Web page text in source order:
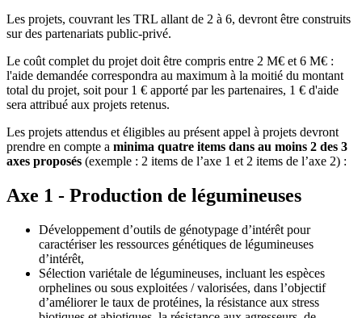
Les projets, couvrant les TRL allant de 2 à 6, devront être construits
sur des partenariats public-privé.
Le coût complet du projet doit être compris entre 2 M€ et 6 M€ :
l'aide demandée correspondra au maximum à la moitié du montant
total du projet, soit pour 1 € apporté par les partenaires, 1 € d'aide
sera attribué aux projets retenus.
Les projets attendus et éligibles au présent appel à projets devront
prendre en compte a minima quatre items dans au moins 2 des 3
axes proposés (exemple : 2 items de l’axe 1 et 2 items de l’axe 2) :
Axe 1 - Production de légumineuses
Développement d’outils de génotypage d’intérêt pour
caractériser les ressources génétiques de légumineuses
d’intérêt,
Sélection variétale de légumineuses, incluant les espèces
orphelines ou sous exploitées / valorisées, dans l’objectif
d’améliorer le taux de protéines, la résistance aux stress